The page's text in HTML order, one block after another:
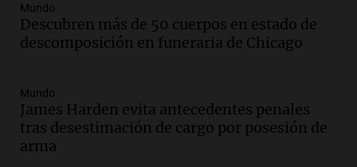
Episodios
Audio.Femicidio por fuego en el auto:
Episodios
Audio.Exconvicto con doble empleo
estatal: la SENAF asegura que se enteró
Mundo
Descubren más de 50 cuerpos en estado de
descomposición en funeraria de Chicago
Mundo
James Harden evita antecedentes penales
tras desestimación de cargo por posesión de
arma